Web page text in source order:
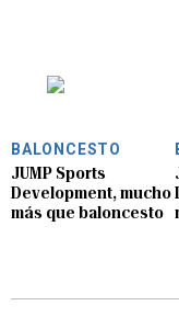
BALONCESTO
JUMP Sports
Development, mucho
más que baloncesto